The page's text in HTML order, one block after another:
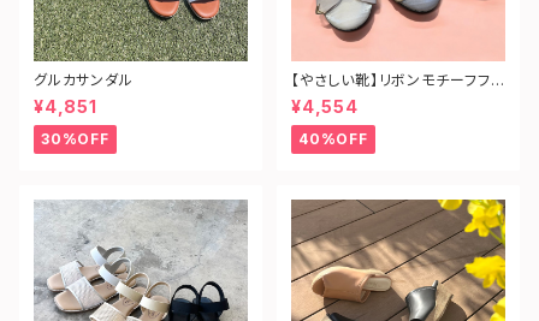
グルカサンダル
¥4,851
30%OFF
【やさしい靴】リボンモチーフフラ
ットパンプス
¥4,554
40%OFF